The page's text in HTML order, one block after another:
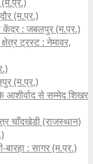
(म.प्र.)
केंद्र : जबलपुर (म.प्र.)
ट्रस्ट : नेमावर,
(म.प्र.)
आशीर्वाद से सम्मेद शिखर
चाँदखेडी (राजस्थान)
बारहा : सागर (म.प्र.)